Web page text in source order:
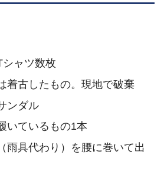
ャツ数枚
着古したもの。現地で破棄
ンダル
いているもの1本
雨具代わり）を腰に巻いて出